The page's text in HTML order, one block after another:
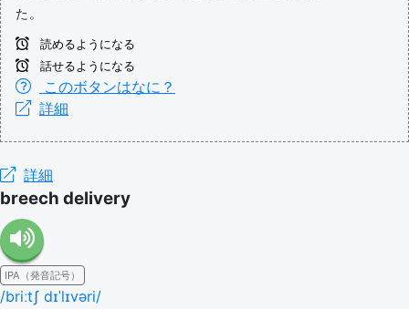
た。
読めるようになる
話せるようになる
このボタンはなに？
詳細
詳細
breech delivery
IPA（発音記号）
/briːtʃ dɪˈlɪvəri/